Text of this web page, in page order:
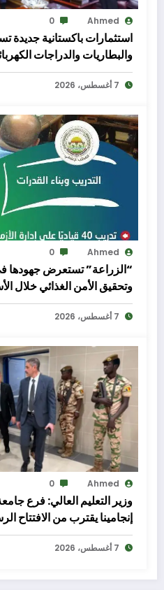
Ahmed
0
استثمارات باكستانية جديدة
والبطاريات والدراجات
7 أغسطس، 2026
Ahmed
0
“الزراعة” تستعرض جهودها
وتحقيق الأمن الغذائي خلال
أغسطس الجاري
7 أغسطس، 2026
Ahmed
0
وزير التعليم العالي: فرع
إنجامينا يقترب من الافتتاح
7 أغسطس، 2026